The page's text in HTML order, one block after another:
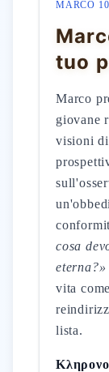
MARCO
tuo
Marco
giovane
visioni di
cosa
eterna?»
vita
lista.